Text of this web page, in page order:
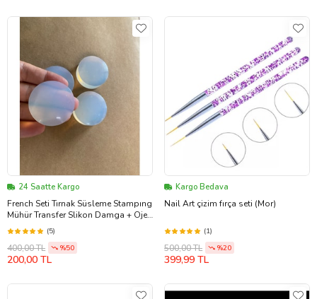
24 Saatte Kargo
French Seti Tırnak Süsleme Stampıng
Mühür Transfer Slikon Damga + Oje
Hediyeli
(5)
400,00 TL %50
200,00 TL
Kargo Bedava
Nail Art çizim fırça seti (Mor)
(1)
500,00 TL %20
399,99 TL